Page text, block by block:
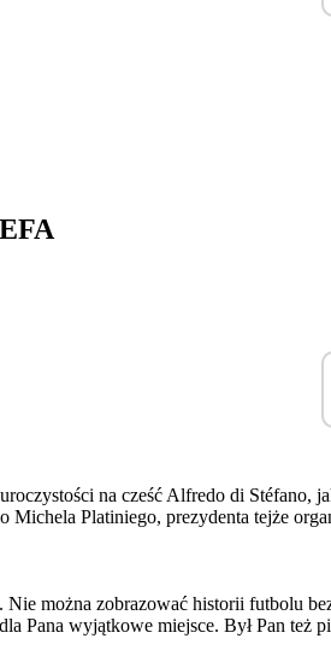
na cześć Alfredo di
Platiniego, prezydenta tejże
można zobrazować historii futbolu
Pana wyjątkowe miejsce. Był Pan